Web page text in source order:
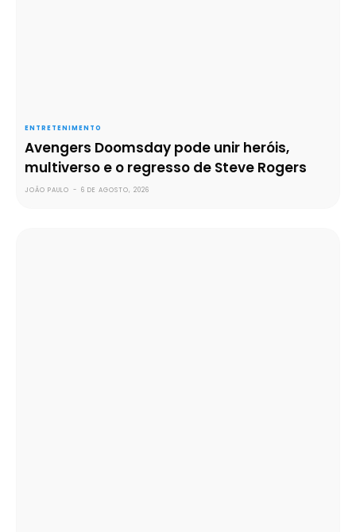
ENTRETENIMENTO
Avengers Doomsday pode unir heróis,
multiverso e o regresso de Steve Rogers
JOÃO PAULO - 6 DE AGOSTO, 2026